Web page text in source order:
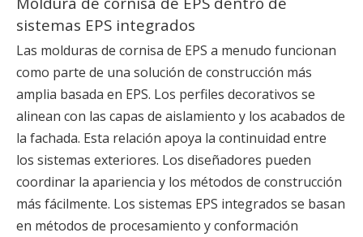
sistemas EPS integrados
Las molduras de cornisa de EPS a menudo funcionan
como parte de una solución de construcción más
amplia basada en EPS. Los perfiles decorativos se
alinean con las capas de aislamiento y los acabados de
la fachada. Esta relación apoya la continuidad entre
los sistemas exteriores. Los diseñadores pueden
coordinar la apariencia y los métodos de construcción
más fácilmente. Los sistemas EPS integrados se basan
en métodos de procesamiento y conformación